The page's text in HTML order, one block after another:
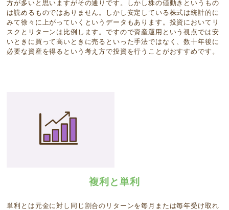
方が多いと思いますがその通りです。しかし株の値動きというもの
は読めるものではありません。しかし安定している株式は統計的に
みて徐々に上がっていくというデータもあります。投資においてリ
スクとリターンは比例します。ですので資産運用という視点では安
いときに買って高いときに売るといった手法ではなく、数十年後に
必要な資産を得るという考え方で投資を行うことがおすすめです。
複利と単利
単利とは元金に対し同じ割合のリターンを毎月または毎年受け取れ